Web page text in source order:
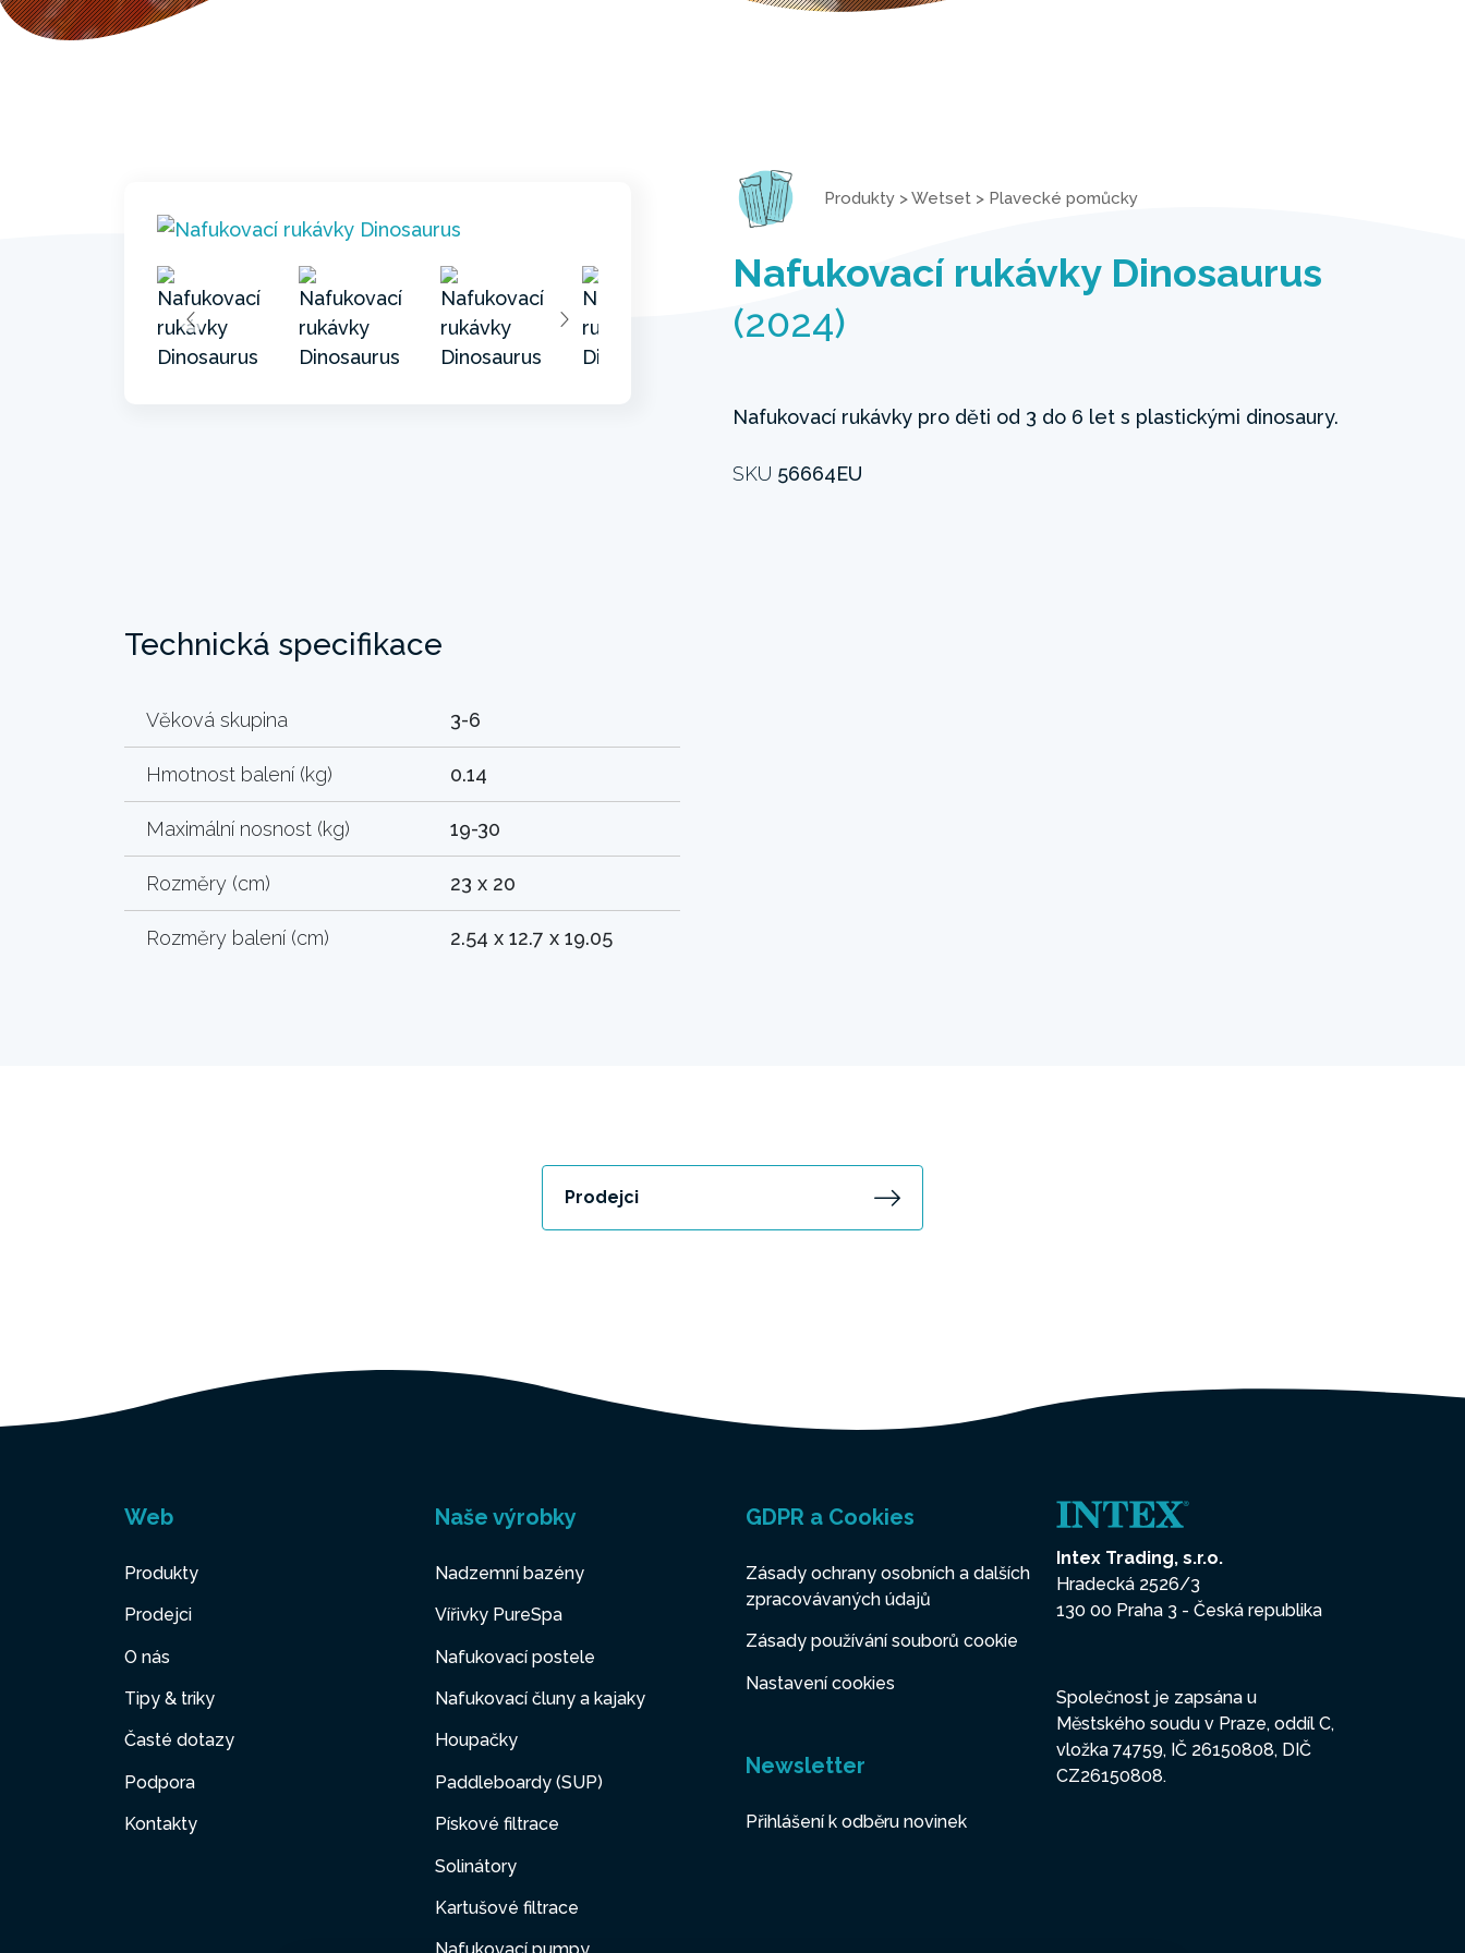
Produkty >Wetset > Plavecké pomůcky
Nafukovací rukávky Dinosaurus
(2024)
Nafukovací rukávky pro děti od 3 do 6 let s plastickými dinosaury.
SKU 56664EU
Technická specifikace
Věková skupina 3-6
Hmotnost balení (kg) 0.14
Maximální nosnost (kg) 19-30
Rozměry (cm) 23 x 20
Rozměry balení (cm) 2.54 x 12.7 x 19.05
Prodejci
Web
Produkty
Prodejci
O nás
Tipy & triky
Časté dotazy
Podpora
Kontakty
Naše výrobky
Nadzemní bazény
Vířivky PureSpa
Nafukovací postele
Nafukovací čluny a kajaky
Houpačky
Paddleboardy (SUP)
Pískové filtrace
Solinátory
Kartušové filtrace
GDPR a Cookies
Zásady ochrany osobních a dalších
zpracovávaných údajů
Zásady používání souborů cookie
Nastavení cookies
Newsletter
Přihlášení k odběru novinek
Intex Trading, s.r.o.
Hradecká 2526/3
130 00 Praha 3 - Česká republika
Společnost je zapsána u
Městského soudu v Praze, oddíl C,
vložka 74759, IČ 26150808, DIČ
CZ26150808.